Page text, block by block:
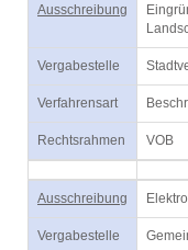
Ausschreibung
Vergabestelle
Verfahrensart
Rechtsrahmen VOB
Ausschreibung
Vergabestelle